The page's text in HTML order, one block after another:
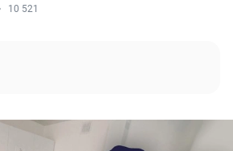
10 521